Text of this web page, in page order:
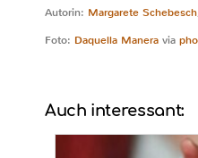
Autorin: Margarete Schebesch
Foto: Daquella Manera via
Auch interessant: